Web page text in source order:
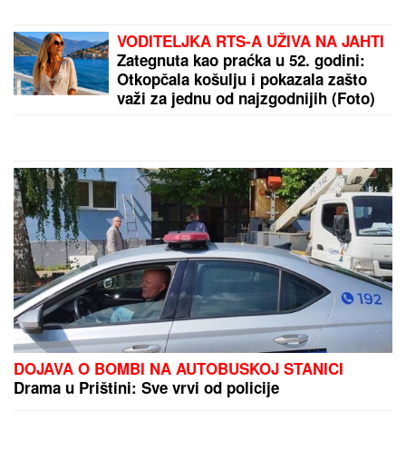
VODITELJKA RTS-A UŽIVA NA JAHTI
Zategnuta kao praćka u 52. godini:
Otkopčala košulju i pokazala zašto
važi za jednu od najzgodnijih (Foto)
DOJAVA O BOMBI NA AUTOBUSKOJ STANICI
Drama u Prištini: Sve vrvi od policije